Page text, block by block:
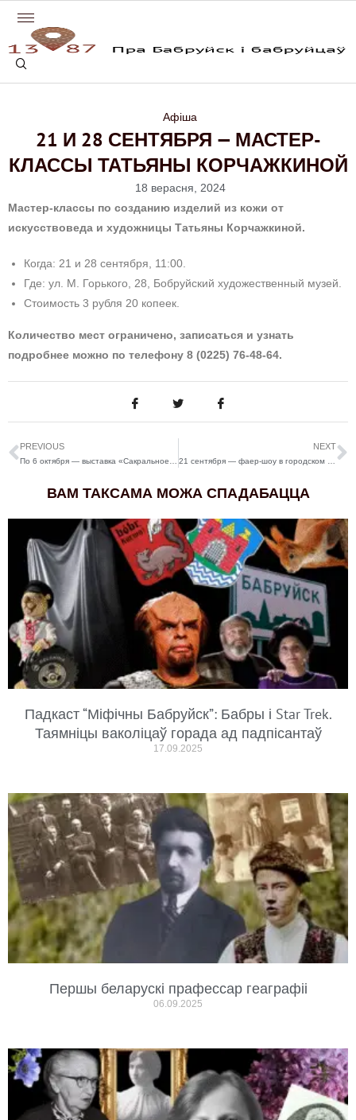
Афіша
21 И 28 СЕНТЯБРЯ — МАСТЕР-
КЛАССЫ ТАТЬЯНЫ КОРЧАЖКИНОЙ
18 верасня, 2024
Мастер-классы по созданию изделий из кожи от
искусствоведа и художницы Татьяны Корчажкиной.
Когда: 21 и 28 сентября, 11:00.
Где: ул. М. Горького, 28, Бобруйский художественный музей.
Стоимость 3 рубля 20 копеек.
Количество мест ограничено, записаться и узнать
подробнее можно по телефону 8 (0225) 76-48-64.
PREVIOUS NEXT
ВАМ ТАКСАМА МОЖА СПАДАБАЦЦА
Падкаст “Міфічны Бабруйск”: Бабры і Star Trek.
Таямніцы ваколіцаў горада ад падпісантаў
17.09.2025
Першы беларускі прафессар геаграфіі
06.09.2025